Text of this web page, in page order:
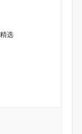
精选